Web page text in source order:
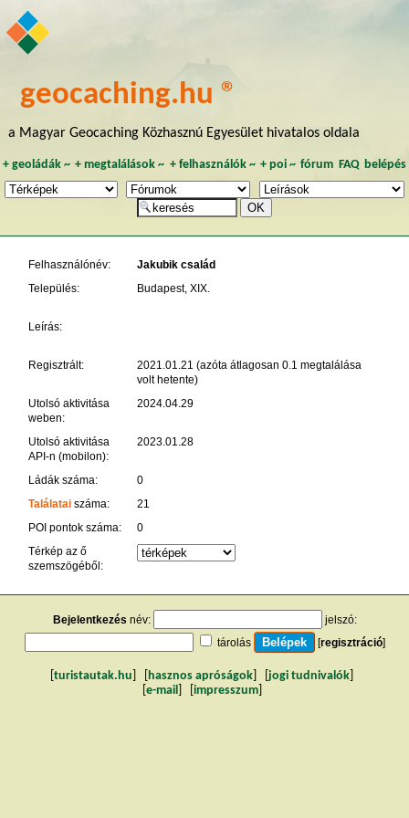
geocaching.hu ®
a Magyar Geocaching Közhasznú Egyesület hivatalos oldala
+ geoládák~ +megtalálások ~ + felhasználók~ + poi~ fórum FAQ belépés
Felhasználónév:
Jakubik család
Település:
Budapest, XIX.
Leírás:
Regisztrált:
2021.01.21 (azóta átlagosan 0.1 megtalálása
volt hetente)
Utolsó aktivitása
weben:
2024.04.29
Utolsó aktivitása
API-n (mobilon):
2023.01.28
Ládák száma:
0
Találataiszáma:
21
POI pontok száma:
0
Térkép az ő
szemszögéből:
Bejelentkezés név:
jelszó:
tárolás
[regisztráció]
turistautak.hu hasznos apróságok jogi tudnivalók
e-mail impresszum]